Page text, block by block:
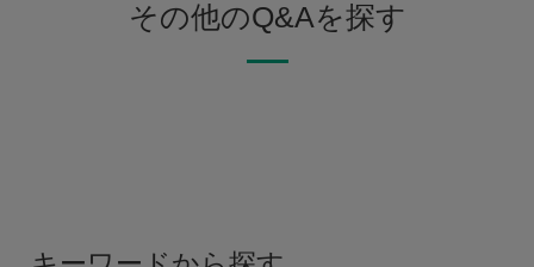
その他のQ&Aを探す